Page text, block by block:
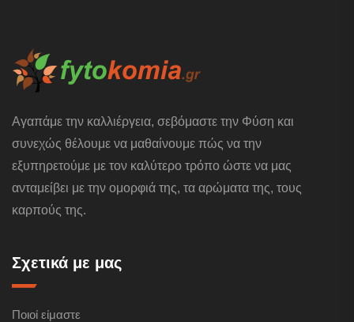
Αγαπάμε την καλλιέργεια, σεβόμαστε την Φύση και
συνεχώς θέλουμε να μαθαίνουμε πώς να την
εξυπηρετούμε με τον καλύτερο τρόπο ώστε να μας
ανταμείβει με την ομορφιά της, τα αρώματα της, τους
καρπούς της.
Σχετικά με μας
Ποιοί είμαστε